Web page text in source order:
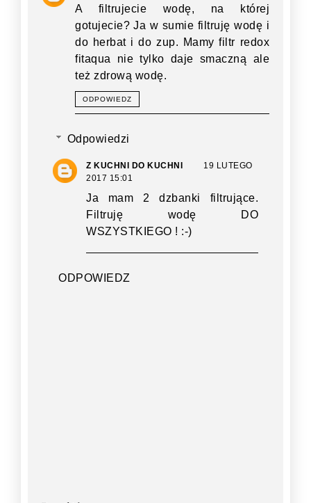
A filtrujecie wodę, na której
gotujecie? Ja w sumie filtruję wodę i
do herbat i do zup. Mamy filtr redox
fitaqua nie tylko daje smaczną ale
też zdrową wodę.
ODPOWIEDZ
Odpowiedzi
Z KUCHNI DO KUCHNI
19 LUTEGO
2017 15:01
Ja mam 2 dzbanki filtrujące.
Filtruję wodę DO
WSZYSTKIEGO ! :-)
ODPOWIEDZ